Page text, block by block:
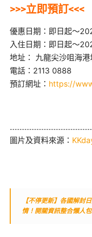
>>>立即預訂<<<
優惠日期：即日起～
入住日期：即日起～
地址： 九龍尖沙咀海
電話：2113 0888
預訂網址： https://
圖片及資料來源：
【不停更新】各國解封
情！開關資訊整合懶人包